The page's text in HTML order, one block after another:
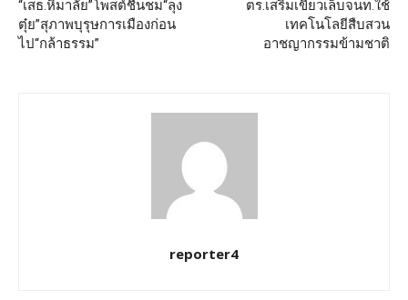
“เสธ.หิมาลัย”โพสต์ชื่นชม“ลุง
ตุ๋ย”สุภาพบุรุษการเมืองก่อน
ไป“กล้าธรรม”
ตร.เสริมเขี้ยวเล็บจนท.ใช้
เทคโนโลยีสืบสวน
อาชญากรรมข้ามชาติ
reporter4